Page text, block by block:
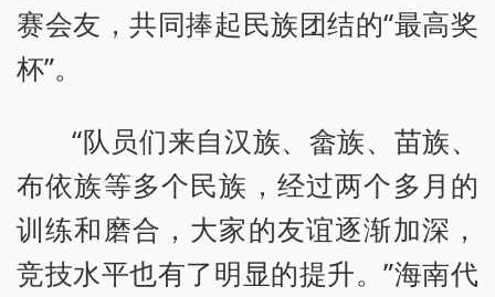
赛会友，共同捧起民族团结的“最高奖
杯”。
“队员们来自汉族、畲族、苗族、
布依族等多个民族，经过两个多月的
训练和磨合，大家的友谊逐渐加深，
竞技水平也有了明显的提升。”海南代